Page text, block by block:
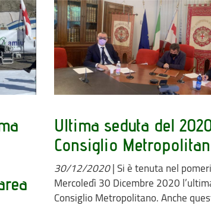
Ultima seduta del
Consiglio
30/12/2020| Si è tenuta nel
Mercoledì 30 Dicembre 2020
Consiglio Metropolitano. Anche